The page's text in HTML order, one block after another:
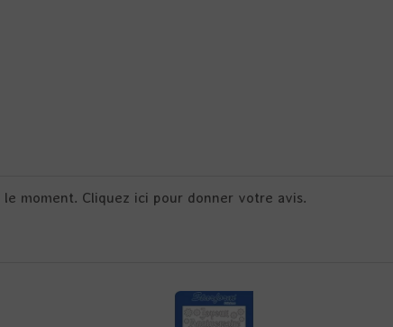
moment. Cliquez ici pour donner votre avis.